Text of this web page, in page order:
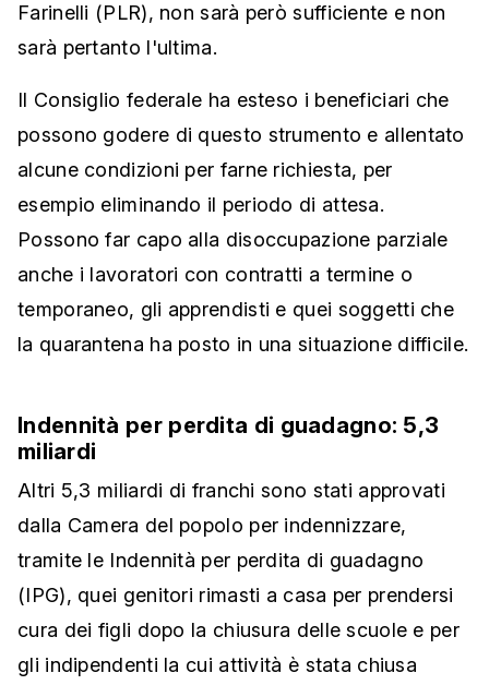
Farinelli (PLR), non sarà però sufficiente e non
sarà pertanto l'ultima.
Il Consiglio federale ha esteso i beneficiari che
possono godere di questo strumento e allentato
alcune condizioni per farne richiesta, per
esempio eliminando il periodo di attesa.
Possono far capo alla disoccupazione parziale
anche i lavoratori con contratti a termine o
temporaneo, gli apprendisti e quei soggetti che
la quarantena ha posto in una situazione difficile.
Indennità per perdita di guadagno: 5,3
miliardi
Altri 5,3 miliardi di franchi sono stati approvati
dalla Camera del popolo per indennizzare,
tramite le Indennità per perdita di guadagno
(IPG), quei genitori rimasti a casa per prendersi
cura dei figli dopo la chiusura delle scuole e per
gli indipendenti la cui attività è stata chiusa